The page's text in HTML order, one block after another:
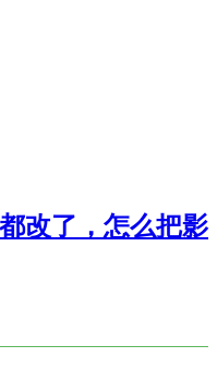
改了，怎么把影